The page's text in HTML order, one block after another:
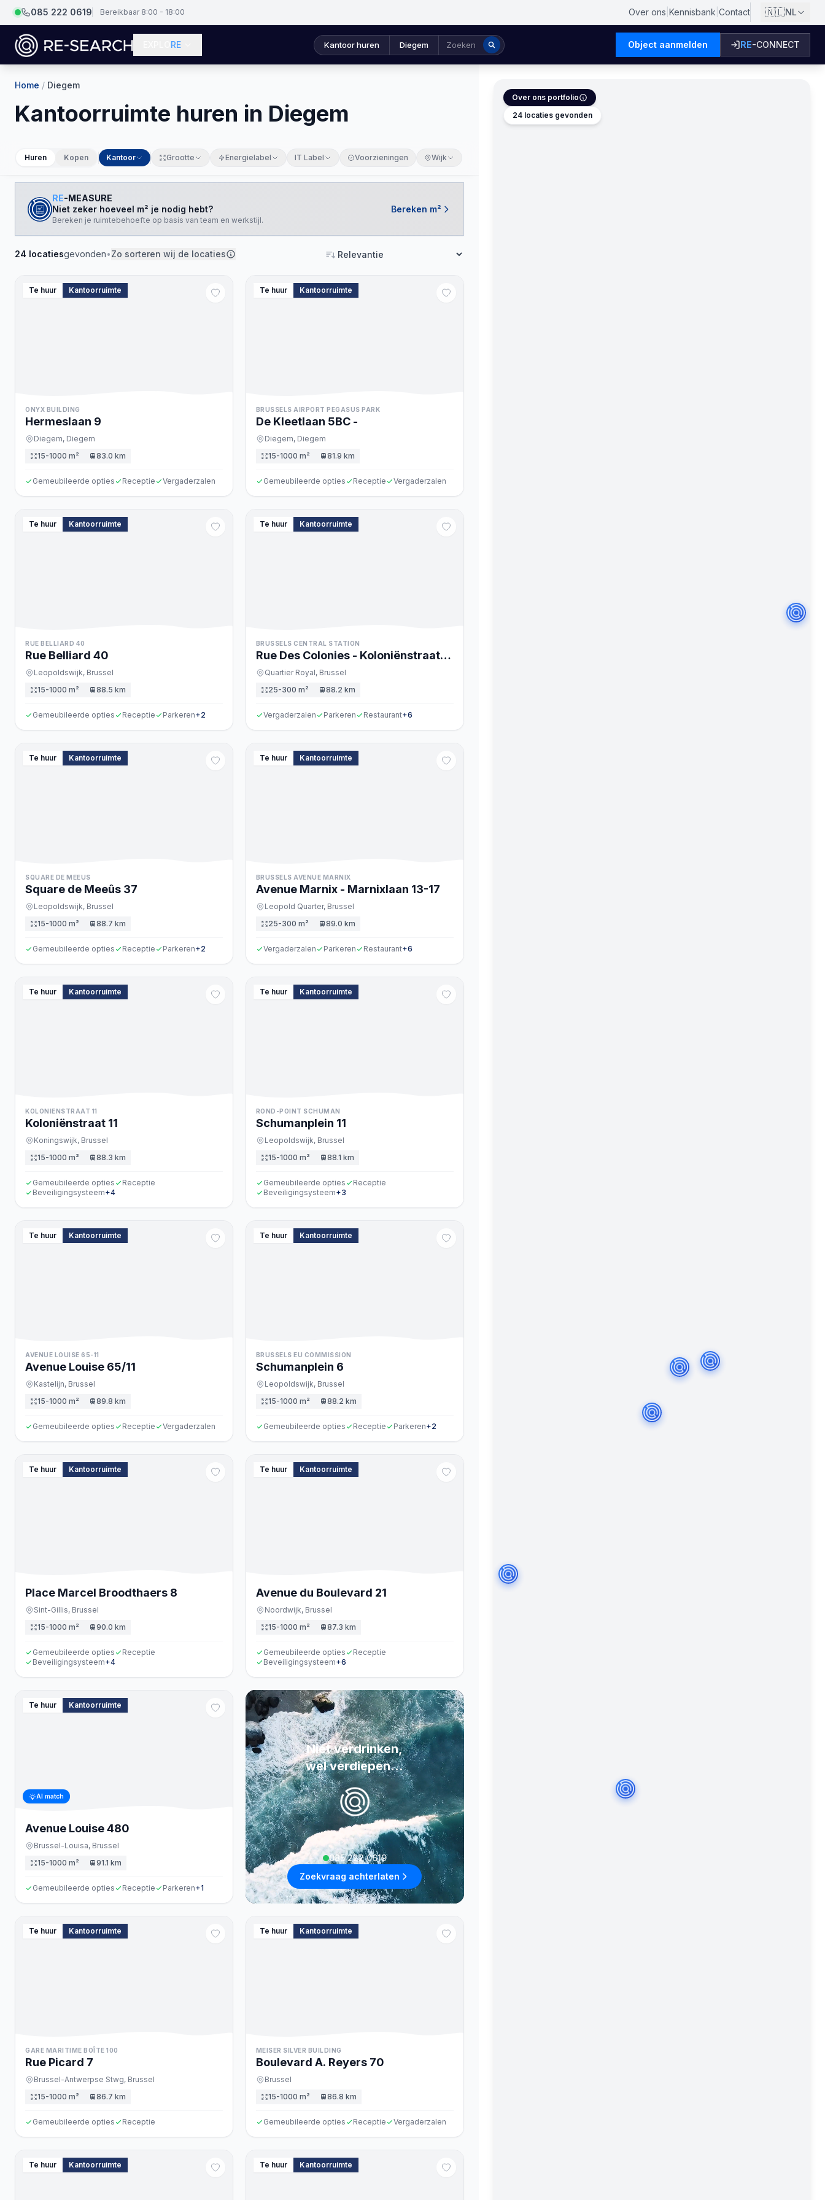
085 222 0619 Bereikbaar 8:00 - 18:00 Over ons Kennisbank Contact 🇳🇱NL
RE Kantoor huren Diegem Zoeken Object aanmelden RE-CONNECT
Home / Diegem
Kantoorruimte huren in Diegem
Huren Kopen Kantoor Grootte Energielabel IT Label Voorzieningen Wijk
RE-MEASURE
Niet zeker hoeveel m² je nodig hebt?
Bereken je ruimtebehoefte op basis van team en werkstijl.
Bereken m²
24 locatiesgevonden•Zo sorteren wij de locaties Sorteren
Te huur Kantoorruimte
ONYX BUILDING
Hermeslaan 9
Diegem, Diegem
15-1000 m²
83.0 km
Gemeubileerde opties Receptie Vergaderzalen
Te huur Kantoorruimte
BRUSSELS AIRPORT PEGASUS PARK
De Kleetlaan 5BC -
Diegem, Diegem
15-1000 m²
81.9 km
Gemeubileerde opties Receptie Vergaderzalen
Te huur Kantoorruimte
RUE BELLIARD 40
Rue Belliard 40
Leopoldswijk, Brussel
15-1000 m²
88.5 km
Gemeubileerde opties Receptie Parkeren+2
Te huur Kantoorruimte
BRUSSELS CENTRAL STATION
Rue Des Colonies - Koloniënstraat
56Quartier Royal, Brussel
25-300 m²
88.2 km
Vergaderzalen Parkeren Restaurant+6
Te huur Kantoorruimte
SQUARE DE MEEUS
Square de Meeûs 37
Leopoldswijk, Brussel
15-1000 m²
88.7 km
Gemeubileerde opties Receptie Parkeren+2
Te huur Kantoorruimte
BRUSSELS AVENUE MARNIX
Avenue Marnix - Marnixlaan 13-17
Leopold Quarter, Brussel
25-300 m²
89.0 km
Vergaderzalen Parkeren Restaurant+6
Te huur Kantoorruimte
KOLONIENSTRAAT 11
Koloniënstraat 11
Koningswijk, Brussel
15-1000 m²
88.3 km
Gemeubileerde opties
Receptie
Beveiligingsysteem+4
Te huur Kantoorruimte
ROND-POINT SCHUMAN
Schumanplein 11
Leopoldswijk, Brussel
15-1000 m²
88.1 km
Gemeubileerde opties
Receptie
Beveiligingsysteem+3
Te huur Kantoorruimte
AVENUE LOUISE 65-11
Avenue Louise 65/11
Kastelijn, Brussel
15-1000 m²
89.8 km
Gemeubileerde opties Receptie Vergaderzalen
Te huur Kantoorruimte
BRUSSELS EU COMMISSION
Schumanplein 6
Leopoldswijk, Brussel
15-1000 m²
88.2 km
Gemeubileerde opties Receptie Parkeren+2
Te huur Kantoorruimte
Place Marcel Broodthaers 8
Sint-Gillis, Brussel
15-1000 m²
90.0 km
Gemeubileerde opties
Receptie
Beveiligingsysteem+4
Te huur Kantoorruimte
Avenue du Boulevard 21
Noordwijk, Brussel
15-1000 m²
87.3 km
Gemeubileerde opties
Receptie
Beveiligingsysteem+6
Te huur Kantoorruimte
AI match
Avenue Louise480
Brussel-Louisa, Brussel
15-1000 m²
91.1 km
Gemeubileerde opties Receptie Parkeren+1
Niet verdrinken,
wel verdiepen...
085 222 0619
Zoekvraag achterlaten
Te huur Kantoorruimte
GARE MARITIME BOÎTE 100
Rue Picard 7
Brussel-Antwerpse Stwg, Brussel
15-1000 m²
86.7 km
Gemeubileerde opties Receptie
Te huur Kantoorruimte
MEISER SILVER BUILDING
Boulevard A. Reyers 70
Brussel
15-1000 m²
86.8 km
Gemeubileerde opties Receptie Vergaderzalen
Te huur Kantoorruimte Te huur Kantoorruimte
Over ons portfolio
24 locaties gevonden